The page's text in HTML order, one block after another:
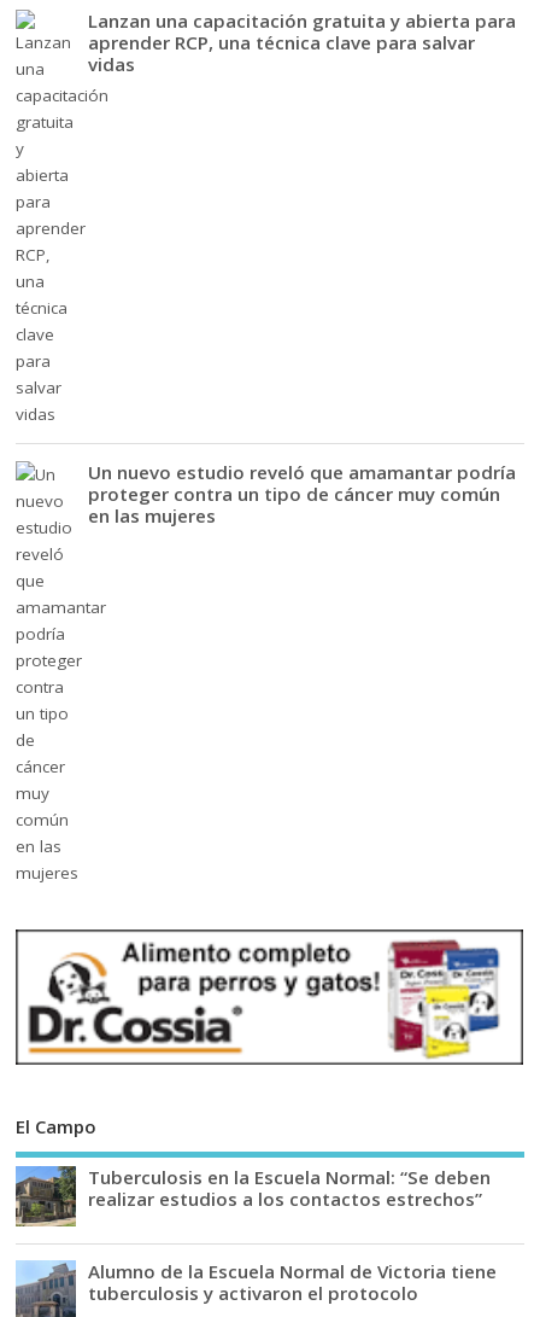
Lanzan una capacitación gratuita y abierta para
aprender RCP, una técnica clave para salvar
vidas
Un nuevo estudio reveló que amamantar podría
proteger contra un tipo de cáncer muy común
en las mujeres
El Campo
Tuberculosis en la Escuela Normal: “Se deben
realizar estudios a los contactos estrechos”
Alumno de la Escuela Normal de Victoria tiene
tuberculosis y activaron el protocolo